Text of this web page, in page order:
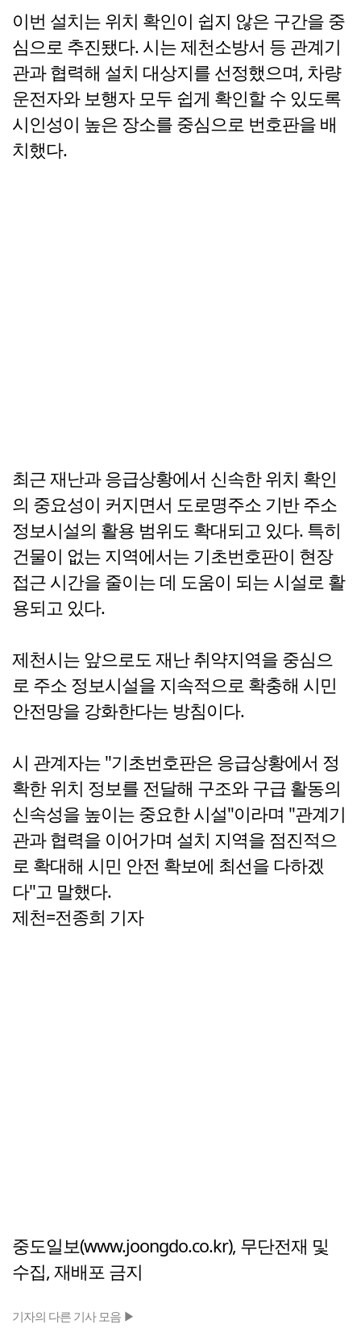
이번 설치는 위치 확인이 쉽지 않은 구간을 중
심으로 추진됐다. 시는 제천소방서 등 관계기
관과 협력해 설치 대상지를 선정했으며, 차량
운전자와 보행자 모두 쉽게 확인할 수 있도록
시인성이 높은 장소를 중심으로 번호판을 배
치했다.
최근 재난과 응급상황에서 신속한 위치 확인
의 중요성이 커지면서 도로명주소 기반 주소
정보시설의 활용 범위도 확대되고 있다. 특히
건물이 없는 지역에서는 기초번호판이 현장
접근 시간을 줄이는 데 도움이 되는 시설로 활
용되고 있다.
제천시는 앞으로도 재난 취약지역을 중심으
로 주소 정보시설을 지속적으로 확충해 시민
안전망을 강화한다는 방침이다.
시 관계자는 "기초번호판은 응급상황에서 정
확한 위치 정보를 전달해 구조와 구급 활동의
신속성을 높이는 중요한 시설"이라며 "관계기
관과 협력을 이어가며 설치 지역을 점진적으
로 확대해 시민 안전 확보에 최선을 다하겠
다"고 말했다.
제천=전종희 기자
중도일보(www.joongdo.co.kr), 무단전재 및
수집, 재배포 금지
기자의 다른 기사 모음 ▶